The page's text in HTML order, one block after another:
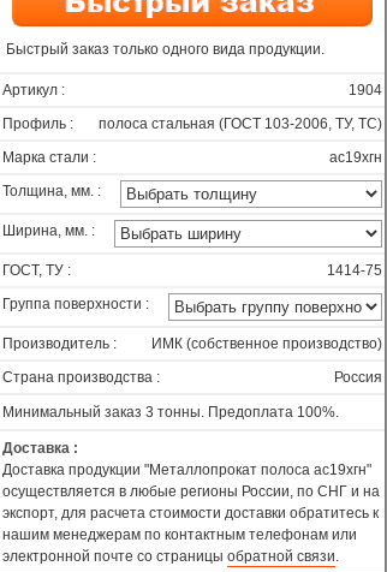
Быстрый заказ только одного вида продукции.
Артикул :
1904
Профиль :
полоса стальная (ГОСТ 103-2006, ТУ, ТС)
Марка стали :
ас19хгн
Толщина, мм. :
Ширина, мм. :
ГОСТ, ТУ :
1414-75
Группа поверхности :
Производитель :
ИМК (собственное производство)
Страна производства :
Россия
Минимальный заказ 3 тонны. Предоплата 100%.
Доставка :
Доставка продукции "Металлопрокат полоса ас19хгн"
осуществляется в любые регионы России, по СНГ и на
экспорт, для расчета стоимости доставки обратитесь к
нашим менеджерам по контактным телефонам или
электронной почте со страницы обратной связи.